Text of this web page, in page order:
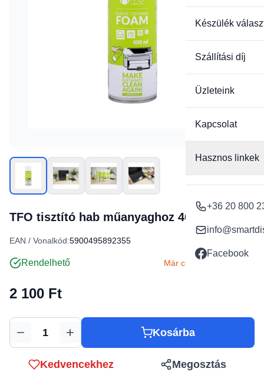
Készülék
Szállítási díj
Üzleteink
Kapcsolat
Hasznos linkek
+36 20 800
Facebook
TFO tisztító hab műanyaghoz 400ml
EAN / Vonalkód:5900495892355
Rendelhető Már csak 2 db készleten
2 100 Ft
Mennyiség Kosárba
Kedvencekhez Megosztás